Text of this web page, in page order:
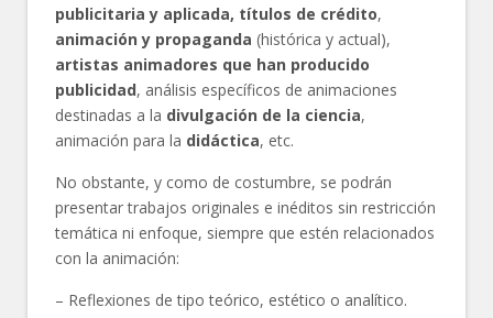
publicitaria y aplicada, títulos de crédito,
animación y propaganda (histórica y actual),
artistas animadores que han producido
publicidad, análisis específicos de animaciones
destinadas a la divulgación de la ciencia,
animación para la didáctica, etc.
No obstante, y como de costumbre, se podrán
presentar trabajos originales e inéditos sin restricción
temática ni enfoque, siempre que estén relacionados
con la animación:
– Reflexiones de tipo teórico, estético o analítico.